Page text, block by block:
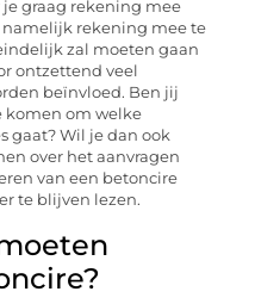
graag rekening mee
rekening mee te
zal moeten gaan
ontzettend veel
beïnvloed. Ben jij
komen om welke
gaat? Wil je dan ook
over het aanvragen
van een betoncire
te blijven lezen.